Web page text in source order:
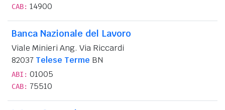
CAB: 14900
Banca Nazionale del Lavoro
Viale Minieri Ang. Via Riccardi
82037 Telese Terme BN
ABI: 01005
CAB: 75510